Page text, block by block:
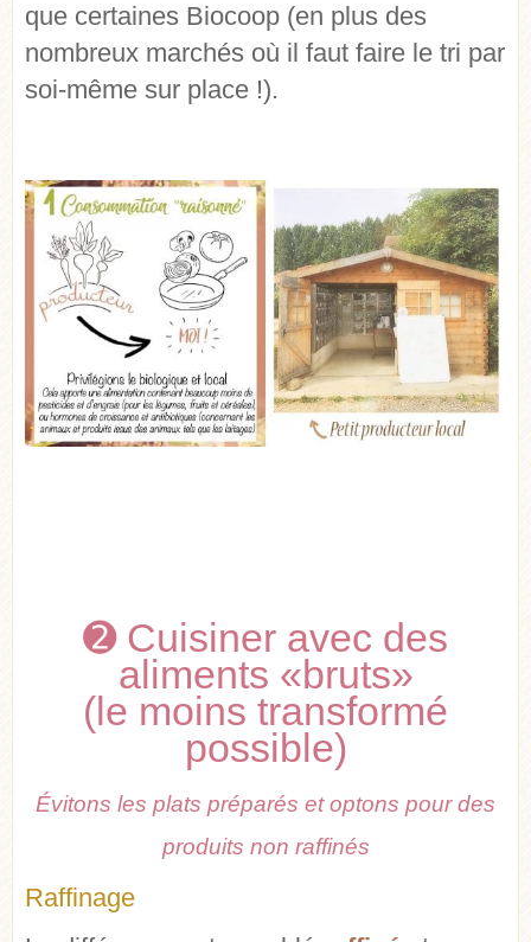
que certaines Biocoop (en plus des
nombreux marchés où il faut faire le tri par
soi-même sur place !).
➋ Cuisiner avec des
aliments «bruts»
(le moins transformé
possible)
Évitons les plats préparés et optons pour des
produits non raffinés
Raffinage